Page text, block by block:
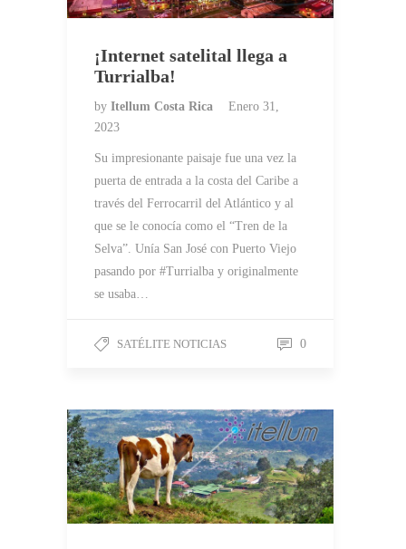
¡Internet satelital llega a
Turrialba!
by Itellum Costa Rica
Enero 31,
2023
Su impresionante paisaje fue una vez la
puerta de entrada a la costa del Caribe a
través del Ferrocarril del Atlántico y al
que se le conocía como el “Tren de la
Selva”. Unía San José con Puerto Viejo
pasando por #Turrialba y originalmente
se usaba…
SATÉLITE NOTICIAS 0